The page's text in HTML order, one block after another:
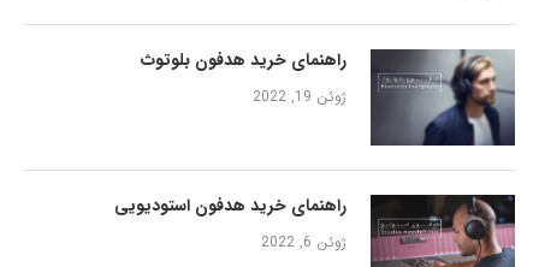
راهنمای خرید هدفون بلوتوث
ژوئن 19, 2022
راهنمای خرید هدفون استودیویی
ژوئن 6, 2022